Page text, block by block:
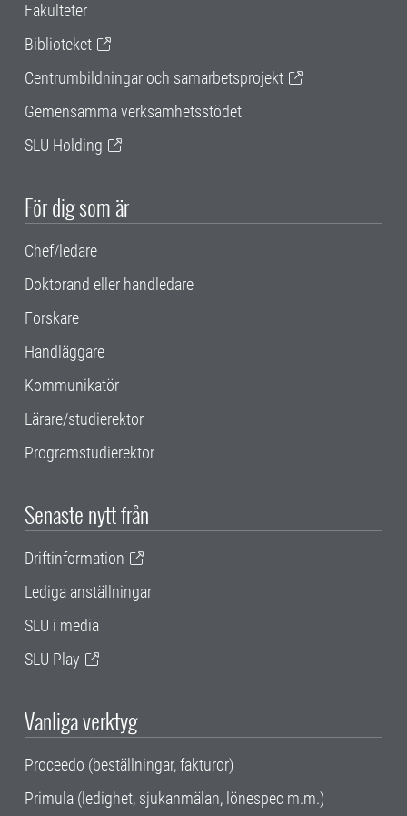
Fakulteter
Biblioteket
Centrumbildningar och samarbetsprojekt
Gemensamma verksamhetsstödet
SLU Holding
För dig som är
Chef/ledare
Doktorand eller handledare
Forskare
Handläggare
Kommunikatör
Lärare/studierektor
Programstudierektor
Senaste nytt från
Driftinformation
Lediga anställningar
SLU i media
SLU Play
Vanliga verktyg
Proceedo (beställningar, fakturor)
Primula (ledighet, sjukanmälan, lönespec m.m.)